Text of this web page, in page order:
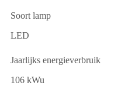
Soort lamp
LED
Jaarlijks energieverbruik
106 kWu